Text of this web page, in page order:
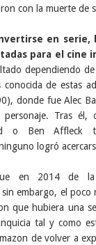
con la muerte de
en serie,
para el cine
dependiendo
de estas
donde fue Alec
Tras él,
o Ben Affleck
logró
en 2014 de la
embargo, el
que hubiera una
tal y como
de volver a